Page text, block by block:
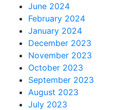
June 2024
February 2024
January 2024
December 2023
November 2023
October 2023
September 2023
August 2023
July 2023